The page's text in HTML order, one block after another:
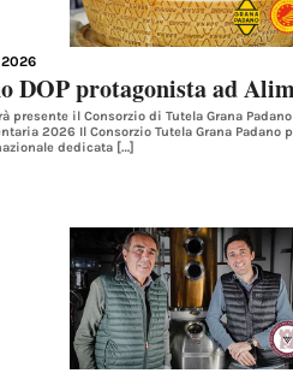
DOP protagonista ad
presente il Consorzio di Tutela Grana
2026 Il Consorzio Tutela Grana
dedicata […]